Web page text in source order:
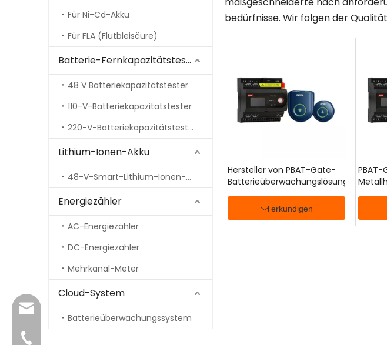
Für Ni-Cd-Akku
Für FLA (Flutbleisäure)
Batterie-Fernkapazitätstester
48 V Batteriekapazitätstester
110-V-Batteriekapazitätstester
220-V-Batteriekapazitätstester
Lithium-Ionen-Akku
48-V-Smart-Lithium-Ionen-Akku
Energiezähler
AC-Energiezähler
DC-Energiezähler
Mehrkanal-Meter
Cloud-System
Batterieüberwachungssystem
bedürfnisse. Wir folgen der
Hersteller von PBAT-Gate-
Batterieüberwachungslösungen
erkundigen
PBAT-
(Ni-
info@dfuntech.com